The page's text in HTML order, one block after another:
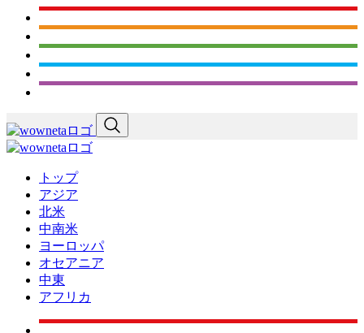
トップ
アジア
北米
中南米
ヨーロッパ
オセアニア
中東
アフリカ